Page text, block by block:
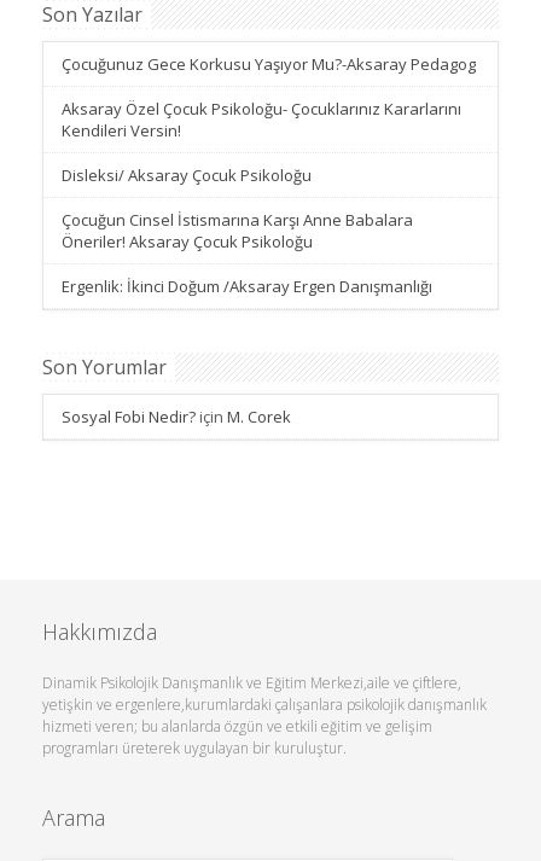
Son Yazılar
Çocuğunuz Gece Korkusu Yaşıyor Mu?-Aksaray Pedagog
Aksaray Özel Çocuk Psikoloğu- Çocuklarınız Kararlarını
Kendileri Versin!
Disleksi/ Aksaray Çocuk Psikoloğu
Çocuğun Cinsel İstismarına Karşı Anne Babalara
Öneriler! Aksaray Çocuk Psikoloğu
Ergenlik: İkinci Doğum /Aksaray Ergen Danışmanlığı
Son Yorumlar
Sosyal Fobi Nedir? için M. Corek
Hakkımızda
Dinamik Psikolojik Danışmanlık ve Eğitim Merkezi,aile ve çiftlere,
yetişkin ve ergenlere,kurumlardaki çalışanlara psikolojik danışmanlık
hizmeti veren; bu alanlarda özgün ve etkili eğitim ve gelişim
programları üreterek uygulayan bir kuruluştur.
Arama